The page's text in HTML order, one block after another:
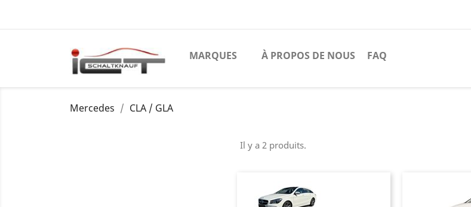
MARQUES À PROPOS DE NOUS FAQ
Mercedes CLA / GLA
Il y a 2 produits.